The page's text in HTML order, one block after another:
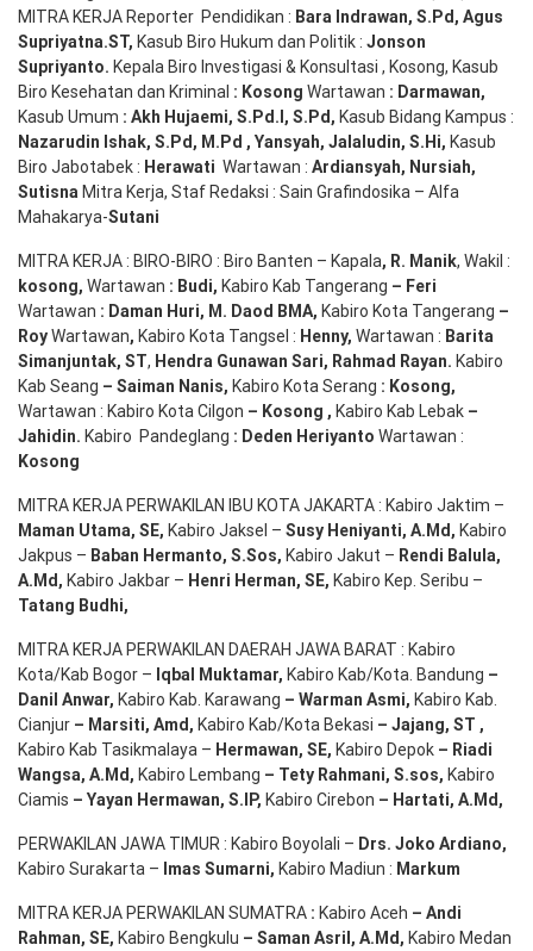
MITRA KERJA Reporter Pendidikan : Bara Indrawan, S.Pd , Agus
Supriyatna.ST, Kasub Biro Hukum dan Politik : Jonson
Supriyanto. Kepala Biro Investigasi & Konsultasi , Kosong, Kasub
Biro Kesehatan dan Kriminal : Kosong Wartawan : Darmawan,
Kasub Umum : Akh Hujaemi, S.Pd.I, S.Pd , Kasub Bidang Kampus :
Nazarudin Ishak, S.Pd , M.Pd , Yansyah, Jalaludin, S.Hi, Kasub
Biro Jabotabek : Herawati Wartawan : Ardiansyah, Nursiah,
Sutisna Mitra Kerja, Staf Redaksi : Sain Grafindosika – Alfa
Mahakarya-Sutani
MITRA KERJA : BIRO-BIRO : Biro Banten – Kapala, R. Manik, Wakil :
kosong, Wartawan : Budi, Kabiro Kab Tangerang – Feri
Wartawan : Daman Huri, M. Daod BMA, Kabiro Kota Tangerang –
RoyWartawan, Kabiro Kota Tangsel : Henny, Wartawan : Barita
Simanjuntak, ST, Hendra Gunawan Sari, Rahmad Rayan. Kabiro
Kab Seang – Saiman Nanis, Kabiro Kota Serang : Kosong,
Wartawan : Kabiro Kota Cilgon – Kosong , Kabiro Kab Lebak –
Jahidin. Kabiro Pandeglang : Deden Heriyanto Wartawan :
Kosong
MITRA KERJA PERWAKILAN IBU KOTA JAKARTA : Kabiro Jaktim –
Maman Utama, SE, Kabiro Jaksel – Susy Heniyanti, A.Md , Kabiro
Jakpus – Baban Hermanto, S.Sos, Kabiro Jakut – Rendi Balula,
A.Md , Kabiro Jakbar – Henri Herman, SE, Kabiro Kep. Seribu –
Tatang Budhi,
MITRA KERJA PERWAKILAN DAERAH JAWA BARAT : Kabiro
Kota/Kab Bogor – Iqbal Muktamar, Kabiro Kab/Kota. Bandung –
Danil Anwar, Kabiro Kab. Karawang – Warman Asmi, Kabiro Kab.
Cianjur – Marsiti, Amd , Kabiro Kab/Kota Bekasi – Jajang, ST ,
Kabiro Kab Tasikmalaya – Hermawan, SE, Kabiro Depok – Riadi
Wangsa, A.Md , Kabiro Lembang – Tety Rahmani, S.sos, Kabiro
Ciamis – Yayan Hermawan, S.IP, Kabiro Cirebon – Hartati, A.Md ,
PERWAKILAN JAWA TIMUR : Kabiro Boyolali – Drs. Joko Ardiano,
Kabiro Surakarta – Imas Sumarni, Kabiro Madiun : Markum
MITRA KERJA PERWAKILAN SUMATRA : Kabiro Aceh – Andi
Rahman, SE, Kabiro Bengkulu – Saman Asril , A.Md , Kabiro Medan